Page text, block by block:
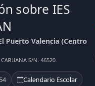
sobre IES
Puerto Valencia (Centro
S/N. 46520.
Calendario Escolar